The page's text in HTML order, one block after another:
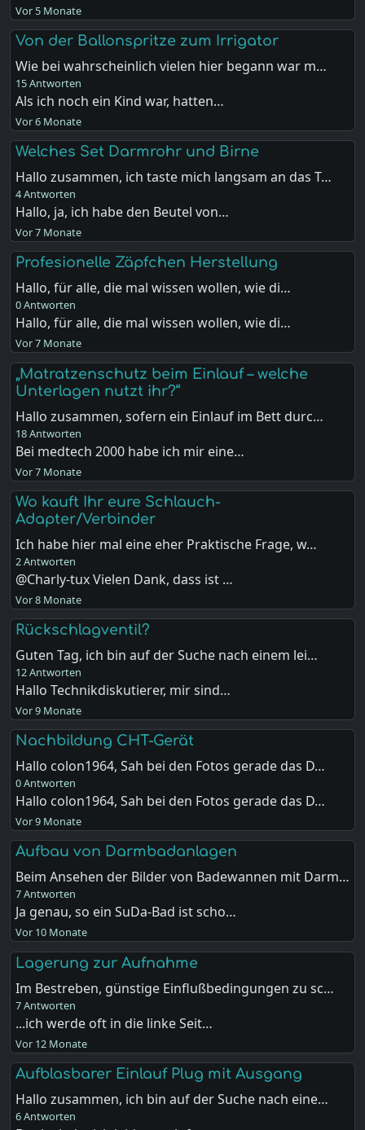
Vor 5 Monate
Von der Ballonspritze zum Irrigator
Wie bei wahrscheinlich vielen hier begann war m…
15 Antworten
Als ich noch ein Kind war, hatten…
Vor 6 Monate
Welches Set Darmrohr und Birne
Hallo zusammen, ich taste mich langsam an das T…
4 Antworten
Hallo, ja, ich habe den Beutel von…
Vor 7 Monate
Profesionelle Zäpfchen Herstellung
Hallo, für alle, die mal wissen wollen, wie di…
0 Antworten
Hallo, für alle, die mal wissen wollen, wie di…
Vor 7 Monate
„Matratzenschutz beim Einlauf – welche
Unterlagen nutzt ihr?“
Hallo zusammen, sofern ein Einlauf im Bett durc…
18 Antworten
Bei medtech 2000 habe ich mir eine…
Vor 7 Monate
Wo kauft Ihr eure Schlauch-
Adapter/Verbinder
Ich habe hier mal eine eher Praktische Frage, w…
2 Antworten
@Charly-tux Vielen Dank, dass ist …
Vor 8 Monate
Rückschlagventil?
Guten Tag, ich bin auf der Suche nach einem lei…
12 Antworten
Hallo Technikdiskutierer, mir sind…
Vor 9 Monate
Nachbildung CHT-Gerät
Hallo colon1964, Sah bei den Fotos gerade das D…
0 Antworten
Hallo colon1964, Sah bei den Fotos gerade das D…
Vor 9 Monate
Aufbau von Darmbadanlagen
Beim Ansehen der Bilder von Badewannen mit Darm…
7 Antworten
Ja genau, so ein SuDa-Bad ist scho…
Vor 10 Monate
Lagerung zur Aufnahme
Im Bestreben, günstige Einflußbedingungen zu sc…
7 Antworten
...ich werde oft in die linke Seit…
Vor 12 Monate
Aufblasbarer Einlauf Plug mit Ausgang
Hallo zusammen, ich bin auf der Suche nach eine…
6 Antworten